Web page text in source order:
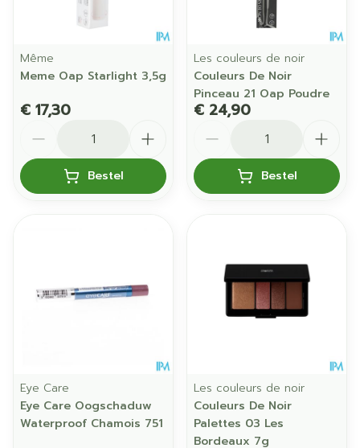
Même
Meme Oap Starlight 3,5g
€ 17,30
Bestel
Les couleurs de noir
Couleurs De Noir
Pinceau 21 Oap Poudre
€ 24,90
Bestel
Eye Care
Eye Care Oogschaduw
Waterproof Chamois 751
Les couleurs de noir
Couleurs De Noir
Palettes 03 Les
Bordeaux 7g